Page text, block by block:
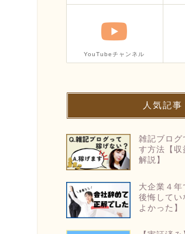
YouTubeチャンネル
人気記事
雑記ブログ
す方法【収
解説】
大企業４年
後悔してい
よかった】